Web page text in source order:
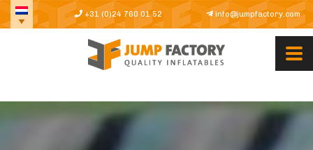
+31 (0)24 760 01 52 info@jumpfactory.com